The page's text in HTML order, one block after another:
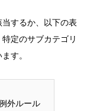
するか、以下の表
定のサブカテゴリ
す。
外ルール